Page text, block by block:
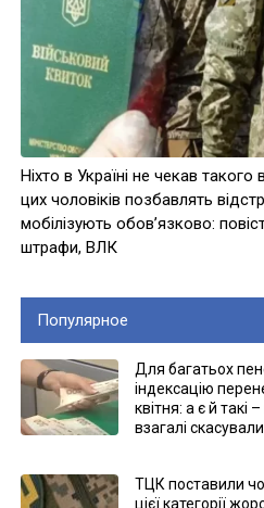
Ніхто в Україні не чекав такого
цих чоловіків позбавлять
мобілізують обов’язково:
штрафи, ВЛК
Популярное
Для багатьох
індексацію
квітня: а є й такі
взагалі скасували
ТЦК поставили
цієї категорії